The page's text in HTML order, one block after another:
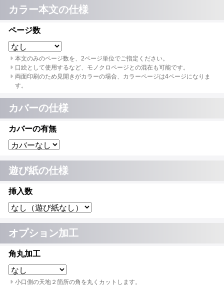
カラー本文の仕様
ページ数
本文のみのページ数を、2ページ単位でご指定ください。
口絵として使用するなど、モノクロページとの混在も可能です。
両面印刷のため見開きがカラーの場合、カラーページは4ページになりま
す。
カバーの仕様
カバーの有無
遊び紙の仕様
挿入数
オプション加工
角丸加工
小口側の天地２箇所の角を丸くカットします。